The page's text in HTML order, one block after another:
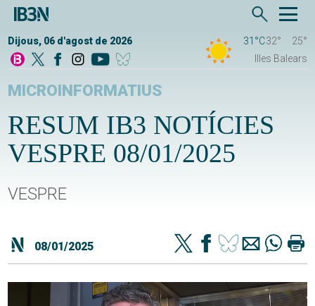
Dijous, 06 d'agost de 2026 31°C32°
25°
Illes Balears
MICROINFORMATIUS
RESUM IB3 NOTÍCIES
VESPRE 08/01/2025
VESPRE
08/01/2025